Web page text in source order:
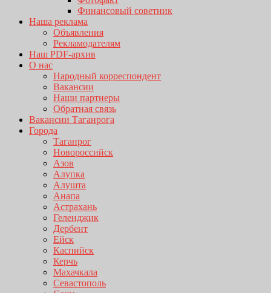
Финансовый советник
Наша реклама
Объявления
Рекламодателям
Наш PDF-архив
О нас
Народный корреспондент
Вакансии
Наши партнеры
Обратная связь
Вакансии Таганрога
Города
Таганрог
Новороссийск
Азов
Алупка
Алушта
Анапа
Астрахань
Геленджик
Дербент
Ейск
Каспийск
Керчь
Махачкала
Севастополь